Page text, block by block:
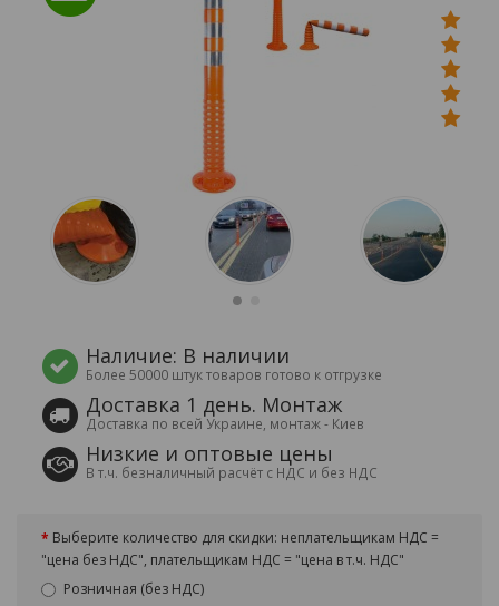
Наличие: В наличии
Более 50000 штук товаров готово к отгрузке
Доставка 1 день. Монтаж
Доставка по всей Украине, монтаж - Киев
Низкие и оптовые цены
В т.ч. безналичный расчёт с НДС и без НДС
Выберите количество для скидки: неплательщикам НДС =
"цена без НДС", плательщикам НДС = "цена в т.ч. НДС"
Розничная (без НДС)